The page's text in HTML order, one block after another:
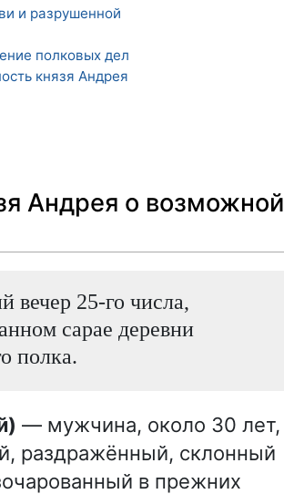
и разрушенной
полковых дел
князя Андрея
Андрея о возможной
вечер 25-го числа,
сарае деревни
полка.
— мужчина, около 30 лет,
раздражённый, склонный
в прежних